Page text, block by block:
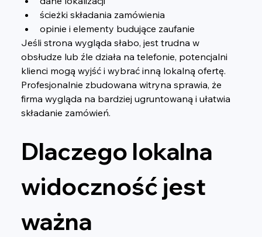
ścieżki składania zamówienia
opinie i elementy budujące zaufanie
Jeśli strona wygląda słabo, jest trudna w
obsłudze lub źle działa na telefonie, potencjalni
klienci mogą wyjść i wybrać inną lokalną ofertę.
Profesjonalnie zbudowana witryna sprawia, że
firma wygląda na bardziej ugruntowaną i ułatwia
składanie zamówień.
Dlaczego lokalna
widoczność jest
ważna